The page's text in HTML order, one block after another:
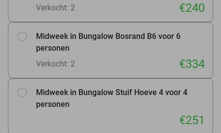
Verkocht: 2
€240
Midweek in Bungalow Bosrand B6 voor 6
personen
Verkocht: 2
€334
Midweek in Bungalow Stuif Hoeve 4 voor 4
personen
€251